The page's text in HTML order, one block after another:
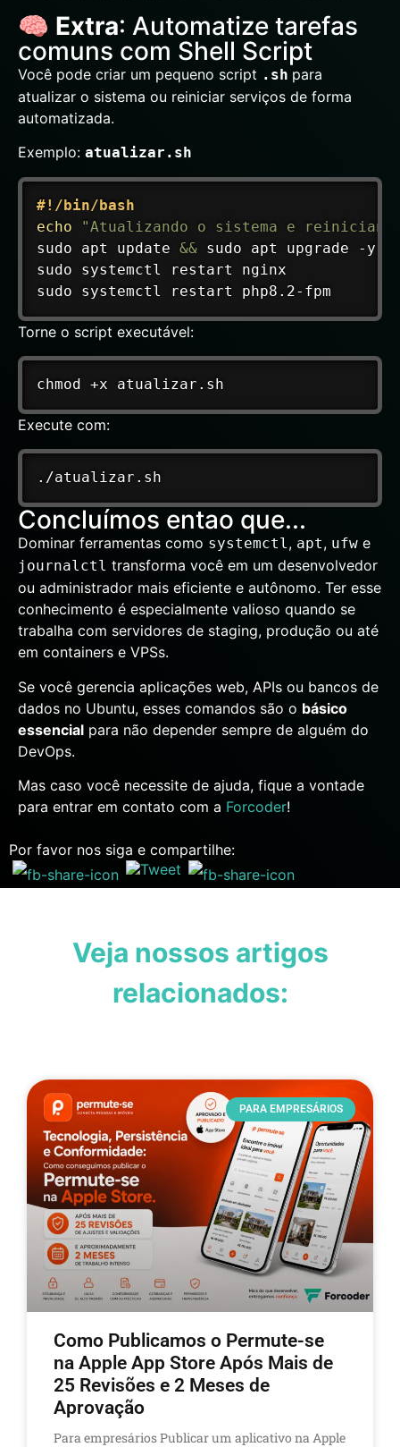
🧠 Extra: Automatize tarefas
comuns com Shell Script
Você pode criar um pequeno script .sh para
atualizar o sistema ou reiniciar serviços de forma
automatizada.
Exemplo: atualizar.sh
#!/bin/bash
echo
"Atualizando o sistema e
sudo
apt update && sudo apt
sudo
sudo systemctl restart php8.2-fpm
Torne o script executável:
chmod +x atualizar.sh
Execute com:
./atualizar.sh
Concluímos entao que...
Dominar ferramentas como systemctl, apt, ufw e
journalctl transforma você em um desenvolvedor
ou administrador mais eficiente e autônomo. Ter esse
conhecimento é especialmente valioso quando se
trabalha com servidores de staging, produção ou até
em containers e VPSs.
Se você gerencia aplicações web, APIs ou bancos de
dados no Ubuntu, esses comandos são o básico
essencial para não depender sempre de alguém do
DevOps.
Mas caso você necessite de ajuda, fique a vontade
para entrar em contato com a Forcoder!
Por favor nos siga e compartilhe:
Veja nossos artigos
relacionados:
PARA EMPRESÁRIOS
Como Publicamos o Permute-se
na Apple App Store Após Mais de
25 Revisões e 2 Meses de
Aprovação
Para empresários Publicar um aplicativo na Apple